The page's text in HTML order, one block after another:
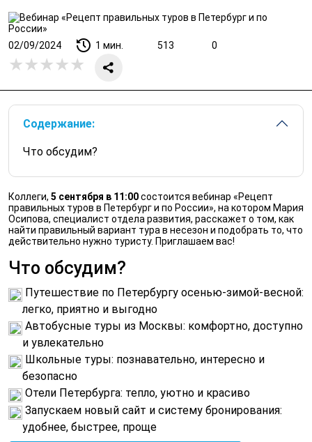
02/09/2024 1 мин. 513 0
0 из 5
Содержание:
Что обсудим?
Коллеги, 5 сентября в 11:00состоится вебинар «Рецепт
правильных туров в Петербург и по России», на котором Мария
Осипова, специалист отдела развития, расскажет о том, как
найти правильный вариант тура в несезон и подобрать то, что
действительно нужно туристу. Приглашаем вас!
Что обсудим?
Путешествие по Петербургу осенью-зимой-весной:
легко, приятно и выгодно
Автобусные туры из Москвы: комфортно, доступно
и увлекательно
Школьные туры: познавательно, интересно и
безопасно
Отели Петербурга: тепло, уютно и красиво
Запускаем новый сайт и систему бронирования:
удобнее, быстрее, проще